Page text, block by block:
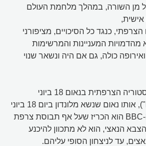
מן השורה, במהלך מלחמת העולם
אישית,
כנגד כל הסיכויים, מציפורני
המעניינות והמרשימות
כולה, גם אם היה ונשאר שנוי
שארל דה גול זינק להיסטוריה הצרפתית בנאום 18 ביוני
("L'Appel du 18 Juin"), אותו נאום שנשא מלונדון ביום 18 ביוני
1940. בנאומו ברדיו ה-BBC הוא הכריז שעל אף תבוסת צרפת
הנאצי, הוא לא מתכוון להיכנע
עד לניצחון הסופי עליהם.